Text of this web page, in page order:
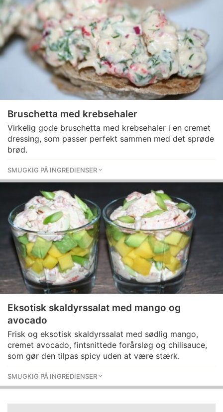
Bruschetta med krebsehaler
Virkelig gode bruschetta med krebsehaler i en cremet
dressing, som passer perfekt sammen med det sprøde
brød.
SMUGKIG PÅ INGREDIENSER
Eksotisk skaldyrssalat med mango og
avocado
Frisk og eksotisk skaldyrssalat med sødlig mango,
cremet avocado, fintsnittede forårsløg og chilisauce,
som gør den tilpas spicy uden at være stærk.
SMUGKIG PÅ INGREDIENSER